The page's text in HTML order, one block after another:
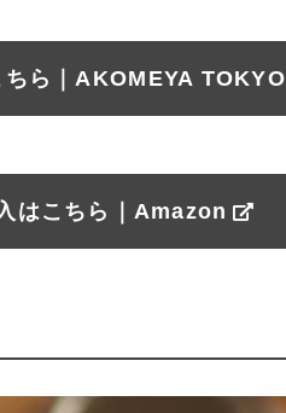
ちら｜AKOMEYA TOKYO
はこちら｜Amazon